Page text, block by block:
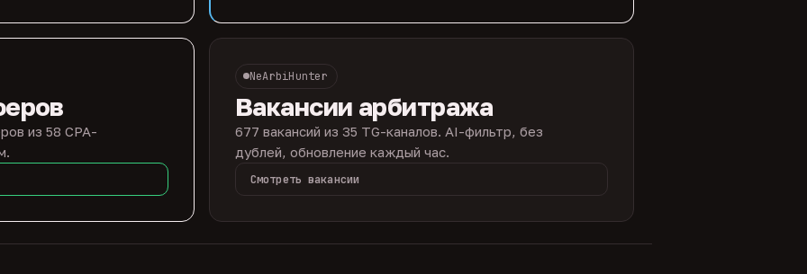
из 58 CPA-
NeArbiHunter
Вакансии арбитража
677 вакансий из 35 TG-каналов. AI-фильтр, без
дублей, обновление каждый час.
Смотреть вакансии